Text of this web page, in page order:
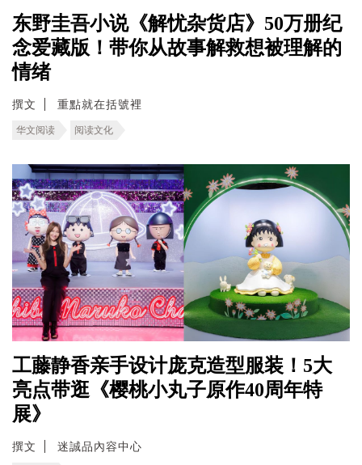
东野圭吾小说《解忧杂货店》50万册纪
念爱藏版！带你从故事解救想被理解的
情绪
撰文 重點就在括號裡
华文阅读 阅读文化
工藤静香亲手设计庞克造型服装！5大
亮点带逛《樱桃小丸子原作40周年特
展》
撰文 迷誠品內容中心